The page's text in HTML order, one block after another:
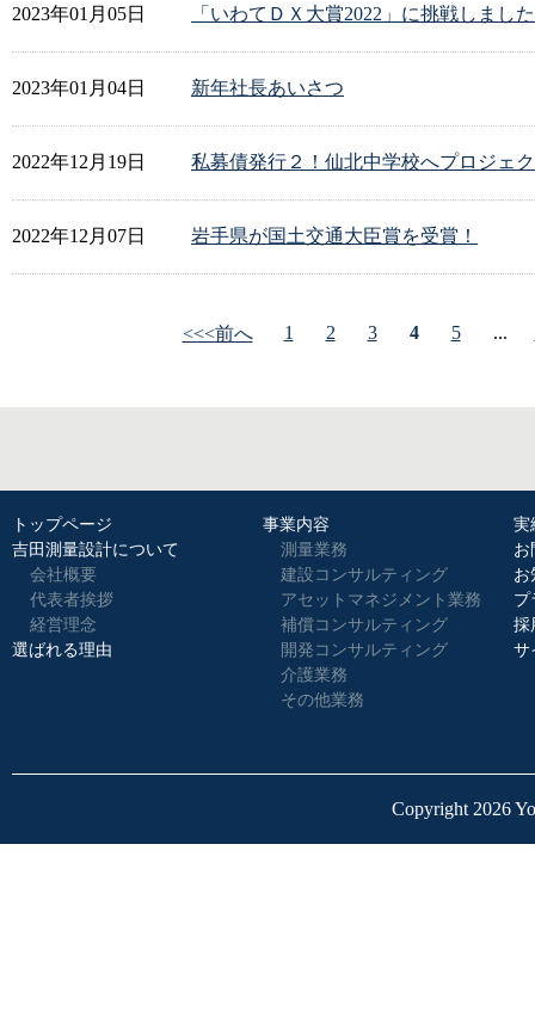
2023年01月05日 「いわてＤＸ大賞2022」に挑戦しまし
2023年01月04日 新年社長あいさつ
2022年12月19日 私募債発行２！仙北中学校へプロジェ
2022年12月07日 岩手県が国土交通大臣賞を受賞！
<<<前へ 1 2 3 4 5 ...
トップページ
吉田測量設計について
会社概要
代表者挨拶
経営理念
選ばれる理由
事業内容
測量業務
建設コンサルティング
アセットマネジメント業務
補償コンサルティング
開発コンサルティング
介護業務
その他業務
実
お
お
プ
採
サ
Copyright 2026